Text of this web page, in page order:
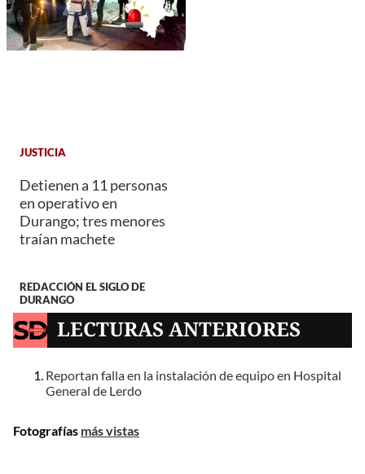
JUSTICIA
Detienen a 11 personas
en operativo en
Durango; tres menores
traían machete
REDACCIÓN EL SIGLO DE
DURANGO
LECTURAS ANTERIORES
Reportan falla en la instalación de equipo en Hospital
General de Lerdo
Fotografías más vistas